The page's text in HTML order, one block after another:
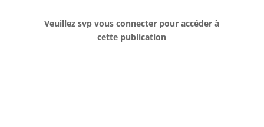
Veuillez svp vous connecter pour accéder à
cette publication